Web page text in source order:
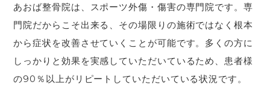
あおば整骨院は、スポーツ外傷・傷害の専門院です。専
門院だからこそ出来る、その場限りの施術ではなく根本
から症状を改善させていくことが可能です。多くの方に
しっかりと効果を実感していただいているため、患者様
の90％以上がリピートしていただいている状況です。